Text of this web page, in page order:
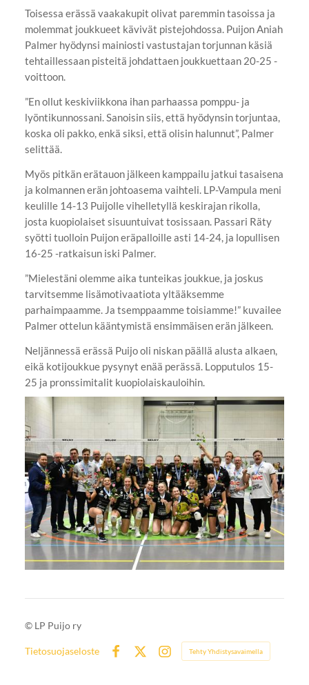
Toisessa erässä vaakakupit olivat paremmin tasoissa ja
molemmat joukkueet kävivät pistejohdossa. Puijon Aniah
Palmer hyödynsi mainiosti vastustajan torjunnan käsiä
tehtaillessaan pisteitä johdattaen joukkuettaan 20-25 -
voittoon.
”En ollut keskiviikkona ihan parhaassa pomppu- ja
lyöntikunnossani. Sanoisin siis, että hyödynsin torjuntaa,
koska oli pakko, enkä siksi, että olisin halunnut”, Palmer
selittää.
Myös pitkän erätauon jälkeen kamppailu jatkui tasaisena
ja kolmannen erän johtoasema vaihteli. LP-Vampula meni
keulille 14-13 Puijolle vihelletyllä keskirajan rikolla,
josta kuopiolaiset sisuuntuivat tosissaan. Passari Räty
syötti tuolloin Puijon eräpalloille asti 14-24, ja lopullisen
16-25 -ratkaisun iski Palmer.
”Mielestäni olemme aika tunteikas joukkue, ja joskus
tarvitsemme lisämotivaatiota yltääksemme
parhaimpaamme. Ja tsemppaamme toisiamme!” kuvailee
Palmer ottelun kääntymistä ensimmäisen erän jälkeen.
Neljännessä erässä Puijo oli niskan päällä alusta alkaen,
eikä kotijoukkue pysynyt enää perässä. Lopputulos 15-
25 ja pronssimitalit kuopiolaiskauloihin.
© LP Puijo ry
Tietosuojaseloste
Instagram
Tehty Yhdistysavaimella